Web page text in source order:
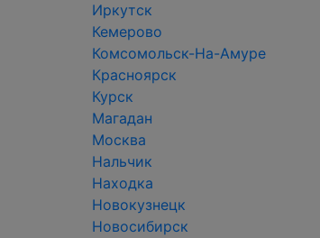
Иркутск
Кемерово
Комсомольск-На-Амуре
Красноярск
Курск
Магадан
Москва
Нальчик
Находка
Новокузнецк
Новосибирск